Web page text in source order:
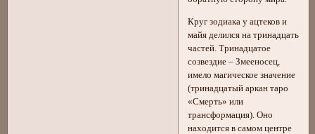
Круг зодиака у ацтеков и
майя делился на тринадцать
частей. Тринадцатое
созвездие – Змееносец,
имело магическое значение
(тринадцатый аркан таро
«Смерть» или
трансформация). Оно
находится в самом центре